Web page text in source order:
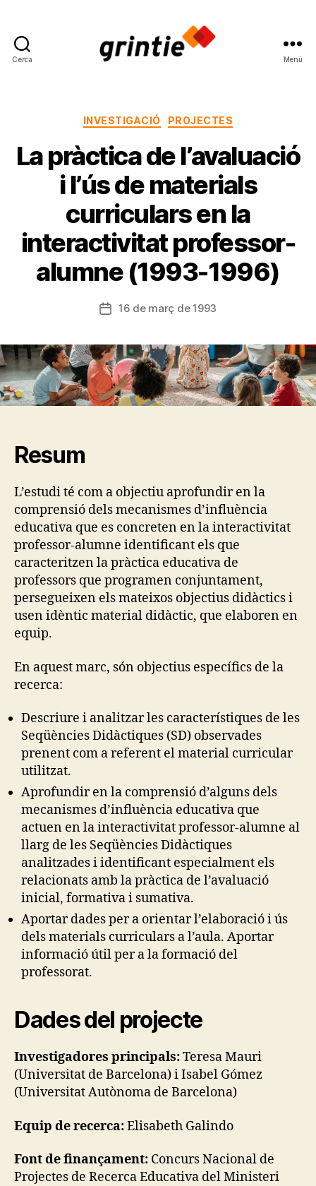
Cerca
en
Interacció
i
Influència
Educativa
Menú
Categories
INVESTIGACIÓ PROJECTES
La pràctica de l’avaluació
i l’ús de materials
curriculars en la
interactivitat professor-
alumne (1993-1996)
Data16 de març de 1993
Resum
L’estudi té com a objectiu aprofundir en la
comprensió dels mecanismes d’influència
educativa que es concreten en la interactivitat
professor-alumne identificant els que
caracteritzen la pràctica educativa de
professors que programen conjuntament,
persegueixen els mateixos objectius didàctics i
usen idèntic material didàctic, que elaboren en
equip.
En aquest marc, són objectius específics de la
recerca:
Descriure i analitzar les característiques de les
Seqüències Didàctiques (SD) observades
prenent com a referent el material curricular
utilitzat.
Aprofundir en la comprensió d’alguns dels
mecanismes d’influència educativa que
actuen en la interactivitat professor-alumne al
llarg de les Seqüències Didàctiques
analitzades i identificant especialment els
relacionats amb la pràctica de l’avaluació
inicial, formativa i sumativa.
Aportar dades per a orientar l’elaboració i ús
dels materials curriculars a l’aula. Aportar
informació útil per a la formació del
professorat.
Dades del projecte
Investigadores principals:Teresa Mauri
(Universitat de Barcelona) i Isabel Gómez
(Universitat Autònoma de Barcelona)
Equip de recerca:Elisabeth Galindo
Font de finançament: Concurs Nacional de
Projectes de Recerca Educativa del Ministeri